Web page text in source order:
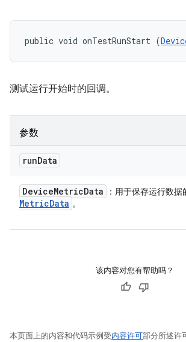
public void onTestRunStart (
测试运行开始时的回调。
参数
runData
DeviceMetricData ：用于保存运行数据
MetricData 。
该内容对您有帮助吗？
本页面上的内容和代码示例受内容许可部分所述许